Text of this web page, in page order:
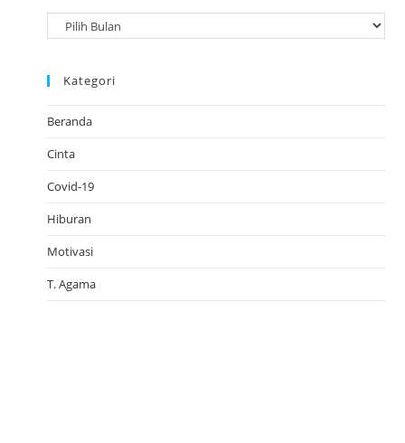
r
i
Kategori
Beranda
Cinta
Covid-19
Hiburan
Motivasi
T. Agama